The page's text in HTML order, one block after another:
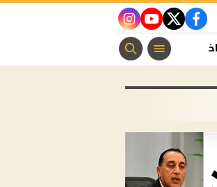
facebook
twitter
youtube
instagram
اخبار الفن منوعات مسيحية